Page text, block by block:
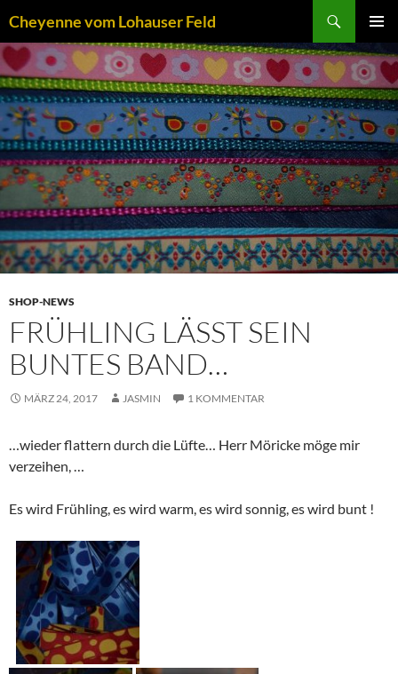
Inhalt
springen
Cheyenne vom Lohauser Feld
MENÜ
SHOP-NEWS
FRÜHLING LÄSST SEIN B
UNTES BAND…
MÄRZ 24, 2017 JASMIN 1 KOMMENTAR
…wieder flattern durch die Lüfte… Herr Möricke möge mir
verzeihen, …
Es wird Frühling, es wird warm, es wird sonnig, es wird bunt !